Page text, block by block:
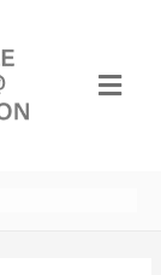
Menü